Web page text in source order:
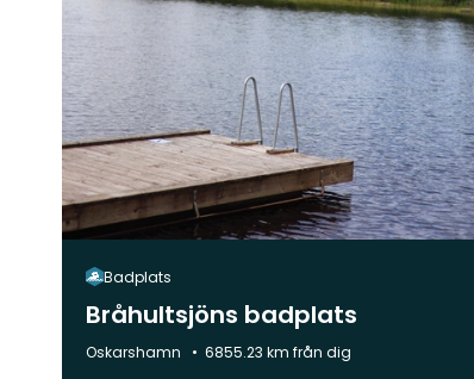
Badplats
Bråhultsjöns badplats
Kommun:
Oskarshamn 6855.23 km från dig